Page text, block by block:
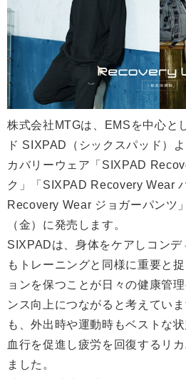
株式会社MTGは、EMSを中心と
ド SIXPAD（シックスパッド）
カバリーウェア「SIXPAD
ク」「SIXPAD Recovery Wear
Recovery Wear ジョガーパンツ
（金）に発売します。
SIXPADは、身体をケアしコンデ
もトレーニングと同様に重要と
ョンを保つことが日々の健康管
ンス向上につながると考えてい
も、外出時や運動時もベストな
血行を促進し疲労を回復するリ
ました。